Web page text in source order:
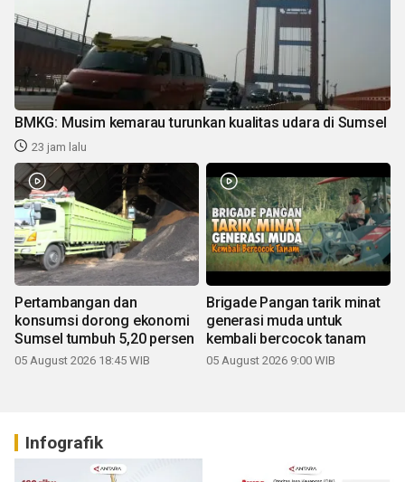
BMKG: Musim kemarau turunkan kualitas udara di Sumsel
23 jam lalu
Pertambangan dan
konsumsi dorong ekonomi
Sumsel tumbuh 5,20 persen
05 August 2026 18:45 WIB
Brigade Pangan tarik minat
generasi muda untuk
kembali bercocok tanam
05 August 2026 9:00 WIB
Infografik